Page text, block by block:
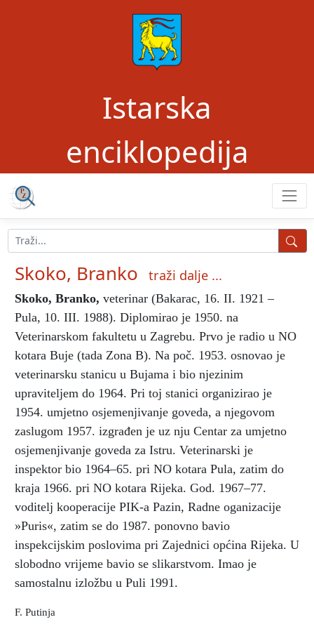
Istarska
enciklopedija
Skoko, Branko traži dalje ...
Skoko, Branko, veterinar (Bakarac, 16. II. 1921 –
Pula, 10. III. 1988). Diplomirao je 1950. na
Veterinarskom fakultetu u Zagrebu. Prvo je radio u NO
kotara Buje (tada Zona B). Na poč. 1953. osnovao je
veterinarsku stanicu u Bujama i bio njezinim
upraviteljem do 1964. Pri toj stanici organizirao je
1954. umjetno osjemenjivanje goveda, a njegovom
zaslugom 1957. izgrađen je uz nju Centar za umjetno
osjemenjivanje goveda za Istru. Veterinarski je
inspektor bio 1964–65. pri NO kotara Pula, zatim do
kraja 1966. pri NO kotara Rijeka. God. 1967–77.
voditelj kooperacije PIK-a Pazin, Radne oganizacije
»Puris«, zatim se do 1987. ponovno bavio
inspekcijskim poslovima pri Zajednici općina Rijeka. U
slobodno vrijeme bavio se slikarstvom. Imao je
samostalnu izložbu u Puli 1991.
F. Putinja